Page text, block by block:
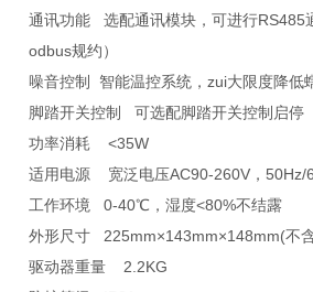
通讯功能 选配通讯模块，可进行RS485
odbus规约）
噪音控制 智能温控系统，zui大限度降低
脚踏开关控制 可选配脚踏开关控制启停
功率消耗 <35W
适用电源 宽泛电压AC90-260V，50Hz/
工作环境 0-40℃，湿度<80%不结露
外形尺寸 225mm×143mm×148mm(不
驱动器重量 2.2KG